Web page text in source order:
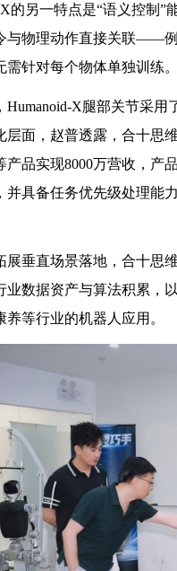
X的另一特点是“语义控制
与物理动作直接关联——
针对每个物体单独训练。
Humanoid-X腿部关节采
层面，赵普透露，合十思
产品实现8000万营收，产
并具备任务优先级处理
展垂直场景落地，合十思
业数据资产与算法积累，
等行业的机器人应用。